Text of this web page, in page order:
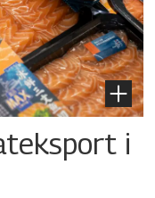
i